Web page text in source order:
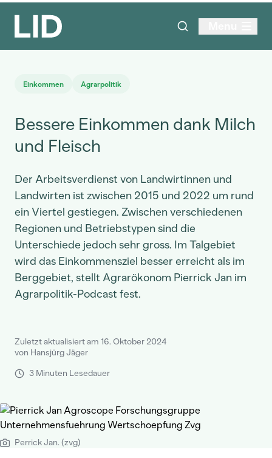
Einkommen Agrarpolitik
Bessere Einkommen dank Milch
und Fleisch
Der Arbeitsverdienst von Landwirtinnen und
Landwirten ist zwischen 2015 und 2022 um rund
ein Viertel gestiegen. Zwischen verschiedenen
Regionen und Betriebstypen sind die
Unterschiede jedoch sehr gross. Im Talgebiet
wird das Einkommensziel besser erreicht als im
Berggebiet, stellt Agrarökonom Pierrick Jan im
Agrarpolitik-Podcast fest.
Zuletzt aktualisiert am 16. Oktober 2024
von Hansjürg Jäger
3 Minuten Lesedauer
Perrick Jan. (zvg)